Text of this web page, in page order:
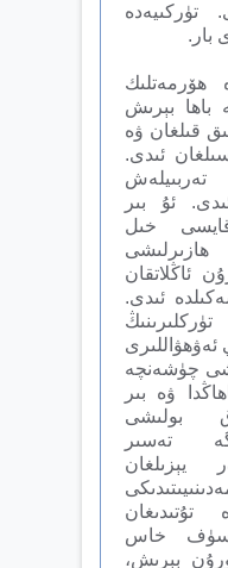
تۈركىيەدە
بار.
ھۆرمەتلىك
باھا بېرىش
قىلغان ۋە
ئىدى.
ئۇ بىر
خىل
ئ‍اڭلاتقان
ئىدى.
ئەۋھۋاللىرى
چۈشەنچە
ۋە بىر
بولىشى
تەسىر
يېزىلغان
تۇتىدىغان
خاس
بېرىش،